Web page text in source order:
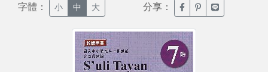
字體： 小 中 大 分享： 臉書分享(另開新視窗)
噗浪分享(另開新
Line分享(另